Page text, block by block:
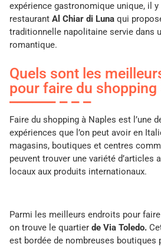
expérience gastronomique unique, il
restaurant Al Chiar di Luna qui
traditionnelle napolitaine servie dans
romantique.
Quels sont les
pour faire du shopping
Faire du shopping à Naples est l’une
expériences que l’on peut avoir en
magasins, boutiques et centres
peuvent trouver une variété d’articles
locaux aux produits internationaux.
Parmi les meilleurs endroits pour
on trouve le quartier de Via Toledo.
est bordée de nombreuses boutiques